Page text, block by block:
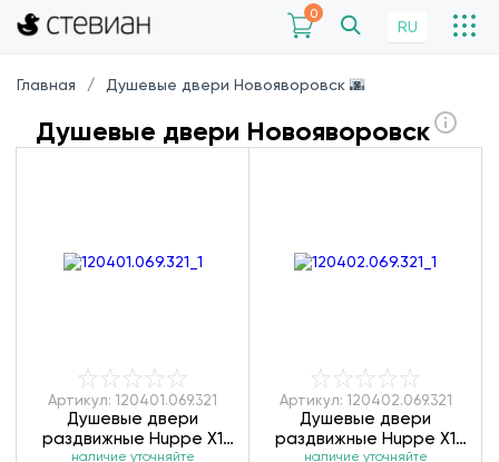
0
RU
Главная Душевые двери Новояворовск 🌆
Душевые двери Новояворовск
Артикул: 120401.069.321
Душевые двери
раздвижные Huppe X1
наличие уточняйте
Артикул: 120402.069.321
Душевые двери
раздвижные Huppe X1
наличие уточняйте